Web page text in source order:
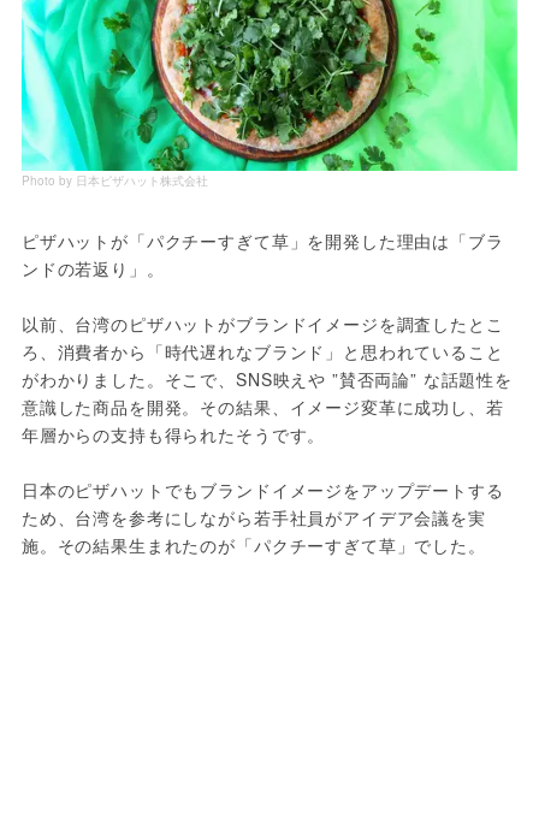
Photo by 日本ピザハット株式会社
ピザハットが「パクチーすぎて草」を開発した理由は「ブラ
ンドの若返り」。
以前、台湾のピザハットがブランドイメージを調査したとこ
ろ、消費者から「時代遅れなブランド」と思われていること
がわかりました。そこで、SNS映えや ”賛否両論” な話題性を
意識した商品を開発。その結果、イメージ変革に成功し、若
年層からの支持も得られたそうです。
日本のピザハットでもブランドイメージをアップデートする
ため、台湾を参考にしながら若手社員がアイデア会議を実
施。その結果生まれたのが「パクチーすぎて草」でした。